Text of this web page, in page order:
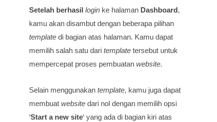
Setelah berhasillogin ke halaman Dashboard ,
kamu akan disambut dengan beberapa pilihan
template di bagian atas halaman. Kamu dapat
memilih salah satu daritemplate tersebut untuk
mempercepat proses pembuatanwebsite.
Selain menggunakantemplate, kamu juga dapat
membuatwebsite dari nol dengan memilih opsi
‘Start a new site‘ yang ada di bagian kiri atas